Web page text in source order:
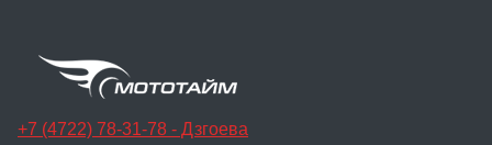
+7 (4722) 78-31-78 - Дзгоева